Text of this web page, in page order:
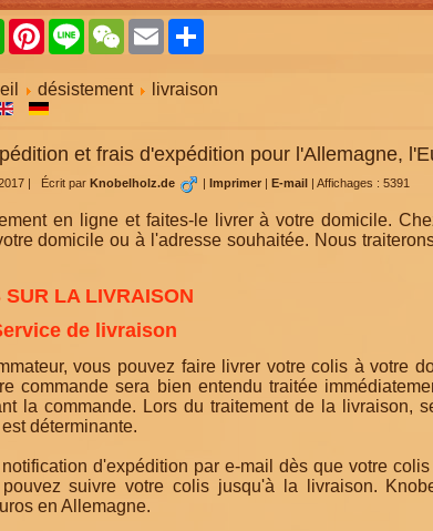
WhatsAppPinterest
Line WeChatEmail
désistement livraison
et frais d'expédition pour l'Allemagne,
Écrit par Knobelholz.de Imprimer E-mail Affichages : 5391
en ligne et faites-le livrer à votre domicile.
domicile ou à l'adresse souhaitée. Nous
SUR LA LIVRAISON
de livraison
vous pouvez faire livrer votre colis à votre
commande sera bien entendu traitée
la commande. Lors du traitement de la livraison,
déterminante.
d'expédition par e-mail dès que votre
suivre votre colis jusqu'à la livraison.
en Allemagne.